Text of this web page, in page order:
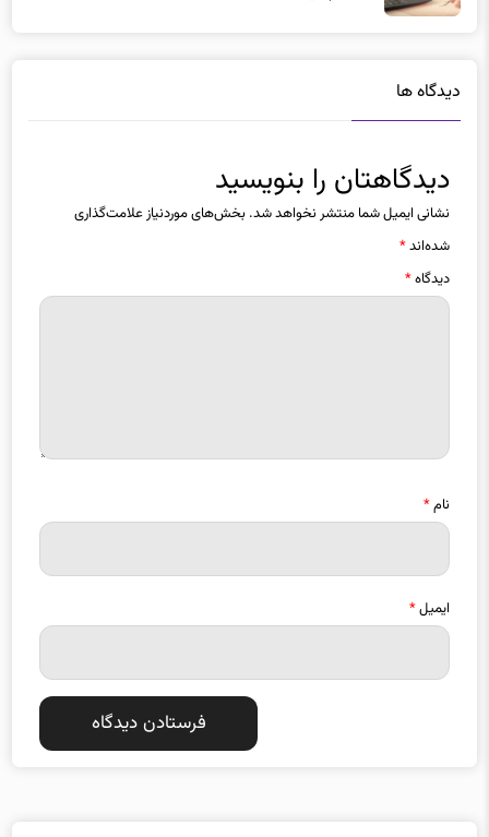
دیدگاه ها
دیدگاهتان را بنویسید
نشانی ایمیل شما منتشر نخواهد شد. بخش‌های موردنیاز علامت‌گذاری
شده‌اند*
دیدگاه*
نام*
ایمیل*